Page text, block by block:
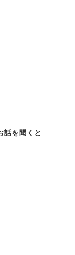
話を聞くと